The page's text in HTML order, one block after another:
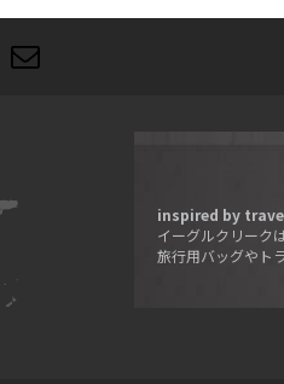
inspired by
イーグルクリーク
旅行用バッグやト